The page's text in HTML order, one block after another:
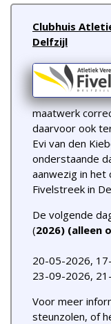
Clubhuis
Delfzijl
maatwerk
daarvoor ook
Evi van den
onderstaande
aanwezig in het
Fivelstreek in
De volgende
(2026) (alleen
20-05-2026,
23-09-2026,
Voor meer
steunzolen, of